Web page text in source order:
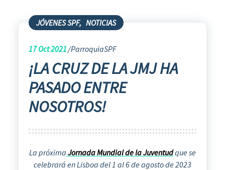
JÓVENES SPF, NOTICIAS
17Oct 2021 ParroquiaSPF
¡LA CRUZ DE LA JMJ HA
PASADO ENTRE
NOSOTROS!
La próxima Jornada Mundial de la Juventudque se
celebrará en Lisboa del 1 al 6 de agosto de 2023